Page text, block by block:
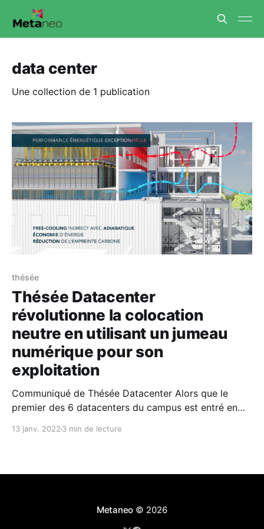
data center
Une collection de 1 publication
thésée
Thésée Datacenter
révolutionne la colocation
neutre en utilisant un jumeau
numérique pour son
exploitation
Communiqué de Thésée Datacenter Alors que le
premier des 6 datacenters du campus est entré en
bénéficient d'un accès complet à leur espace mais
13 janv. 2022 3 min de lecture
Metaneo © 2026